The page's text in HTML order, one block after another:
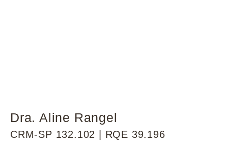
Dra. Aline Rangel
CRM-SP 132.102 | RQE 39.196